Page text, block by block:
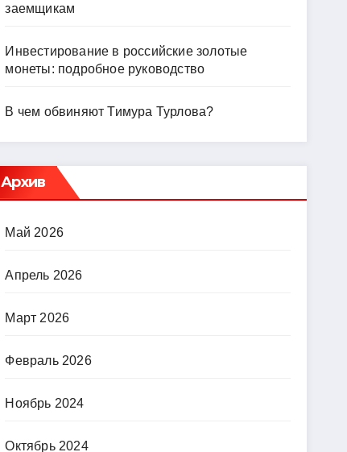
заемщикам
Инвестирование в российские золотые
монеты: подробное руководство
В чем обвиняют Тимура Турлова?
Архив
Май 2026
Апрель 2026
Март 2026
Февраль 2026
Ноябрь 2024
Октябрь 2024